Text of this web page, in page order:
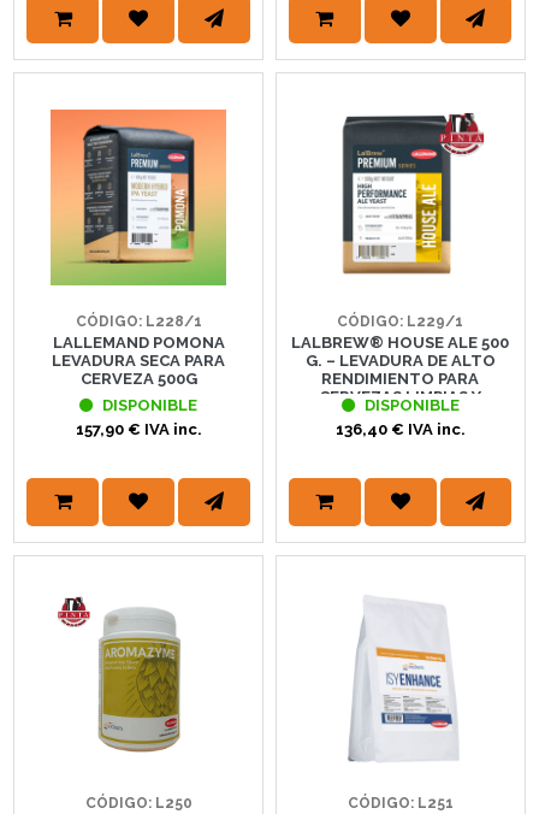
CÓDIGO: L228/1
LALLEMAND POMONA
LEVADURA SECA PARA
CERVEZA 500G
DISPONIBLE
157,90 € IVA inc.
CÓDIGO: L229/1
LALBREW® HOUSE ALE 500
G. – LEVADURA DE ALTO
RENDIMIENTO PARA
CERVEZAS LIMPIAS Y
VERSÁTILES | LALLEMAND
BREWING
DISPONIBLE
136,40 € IVA inc.
CÓDIGO: L250 CÓDIGO: L251